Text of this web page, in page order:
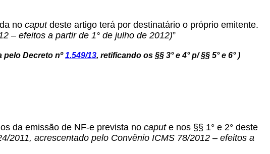
no caputdeste artigo terá por destinatário o próprio emitente.
– efeitos a partir de 1° de julho de 2012)”
pelo Decreto nº1.549/13, retificando os §§ 3° e 4°p/ §§ 5° e 6° )
da emissão de NF-e prevista no capute nos §§ 1° e 2° deste
2011, acrescentado pelo Convênio ICMS 78/2012 – efeitos a